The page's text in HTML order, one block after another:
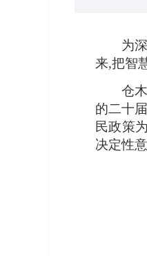
为
来,把智
仓
的二十
民政策
决定性